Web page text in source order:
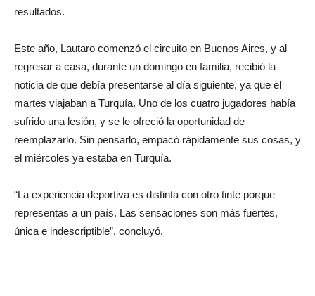
resultados.
Este año, Lautaro comenzó el circuito en Buenos Aires, y al
regresar a casa, durante un domingo en familia, recibió la
noticia de que debía presentarse al día siguiente, ya que el
martes viajaban a Turquía. Uno de los cuatro jugadores había
sufrido una lesión, y se le ofreció la oportunidad de
reemplazarlo. Sin pensarlo, empacó rápidamente sus cosas, y
el miércoles ya estaba en Turquía.
“La experiencia deportiva es distinta con otro tinte porque
representas a un país. Las sensaciones son más fuertes,
única e indescriptible”, concluyó.